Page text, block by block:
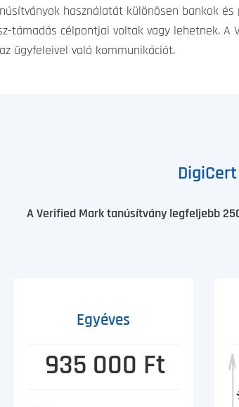
használatát különösen bankok
támadás célpontjai voltak vagy lehetnek.
ügyfeleivel való kommunikációt.
A Verified Mark tanúsítvány legfeljebb
Egyéves
935 000 Ft